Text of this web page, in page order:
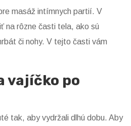
masáž intímnych partií. V
na rôzne časti tela, ako sú
či nohy. V tejto časti vám
vajíčko po
tak, aby vydržali dlhú dobu. Aby